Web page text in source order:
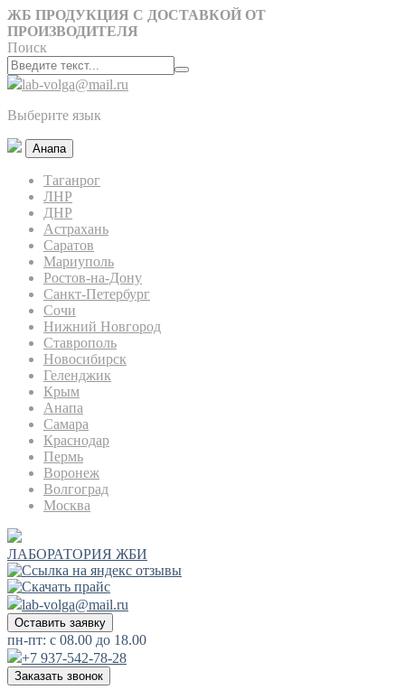
ЖБ ПРОДУКЦИЯ С ДОСТАВКОЙ ОТ
ПРОИЗВОДИТЕЛЯ
Поиск
lab-volga@mail.ru
Выберите язык
Анапа
Таганрог
ЛНР
ДНР
Астрахань
Саратов
Мариуполь
Ростов-на-Дону
Санкт-Петербург
Сочи
Нижний Новгород
Ставрополь
Новосибирск
Геленджик
Крым
Анапа
Самара
Краснодар
Пермь
Воронеж
Волгоград
Москва
ЛАБОРАТОРИЯ ЖБИ
lab-volga@mail.ru
Оставить заявку
пн-пт: с 08.00 до 18.00
+7 937-542-78-28
Заказать звонок